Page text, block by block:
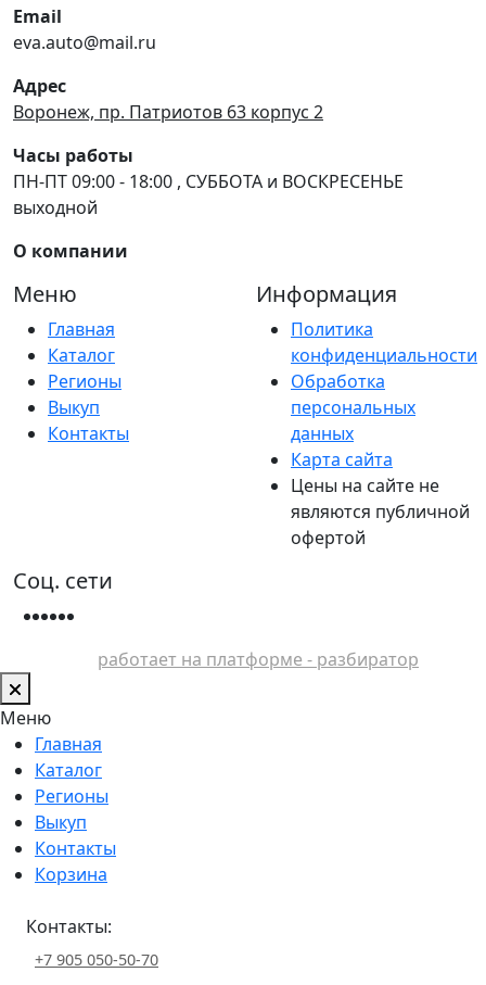
Email
eva.auto@mail.ru
Адрес
Воронеж, пр. Патриотов 63 корпус 2
Часы работы
ПН-ПТ 09:00 - 18:00 , СУББОТА и ВОСКРЕСЕНЬЕ
выходной
О компании
Меню
Главная
Каталог
Регионы
Выкуп
Контакты
Информация
Политика
конфиденциальности
Обработка
персональных
данных
Карта сайта
Цены на сайте не
являются публичной
офертой
Соц. сети
работает на платформе - разбиратор
Меню
Главная
Каталог
Регионы
Выкуп
Контакты
Корзина
Контакты:
+7 905 050-50-70